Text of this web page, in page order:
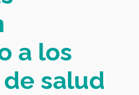
a los
salud